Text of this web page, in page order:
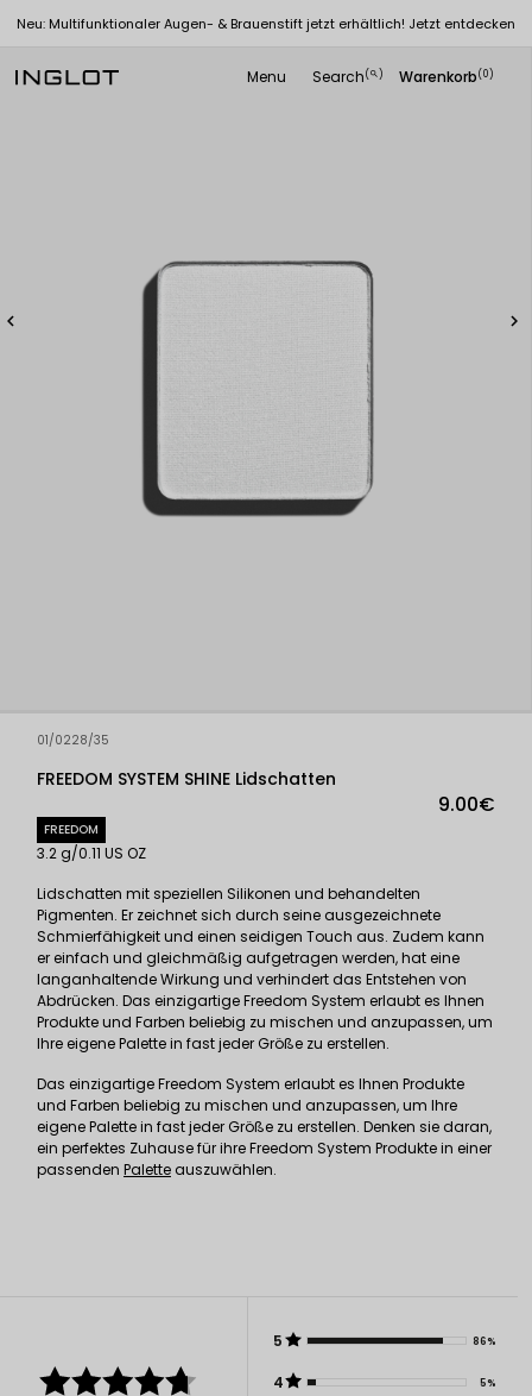
Neu: Multifunktionaler Augen- & Brauenstift jetzt erhältlich! Jetzt entdecken
Menu Search(
search ) Warenkorb(0)
 
01/0228/35
FREEDOM SYSTEM SHINE Lidschatten
9.00€
FREEDOM
3.2 g/0.11 US OZ
Lidschatten mit speziellen Silikonen und behandelten
Pigmenten. Er zeichnet sich durch seine ausgezeichnete
Schmierfähigkeit und einen seidigen Touch aus. Zudem kann
er einfach und gleichmäßig aufgetragen werden, hat eine
langanhaltende Wirkung und verhindert das Entstehen von
Abdrücken. Das einzigartige Freedom System erlaubt es Ihnen
Produkte und Farben beliebig zu mischen und anzupassen, um
Ihre eigene Palette in fast jeder Größe zu erstellen.
Das einzigartige Freedom System erlaubt es Ihnen Produkte
und Farben beliebig zu mischen und anzupassen, um Ihre
eigene Palette in fast jeder Größe zu erstellen. Denken sie daran,
ein perfektes Zuhause für ihre Freedom System Produkte in einer
passenden Palette auszuwählen.
5 86%
4 5%